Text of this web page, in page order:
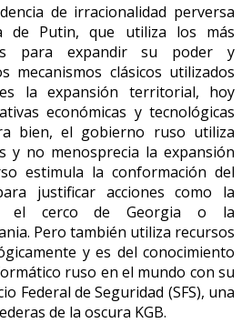
de irracionalidad perversa
de Putin, que utiliza los más
para expandir su poder y
mecanismos clásicos utilizados
la expansión territorial, hoy
económicas y tecnológicas
bien, el gobierno ruso utiliza
y no menosprecia la expansión
estimula la conformación del
justificar acciones como la
el cerco de Georgia o la
Pero también utiliza recursos
y es del conocimiento
ruso en el mundo con su
Federal de Seguridad (SFS), una
de la oscura KGB.